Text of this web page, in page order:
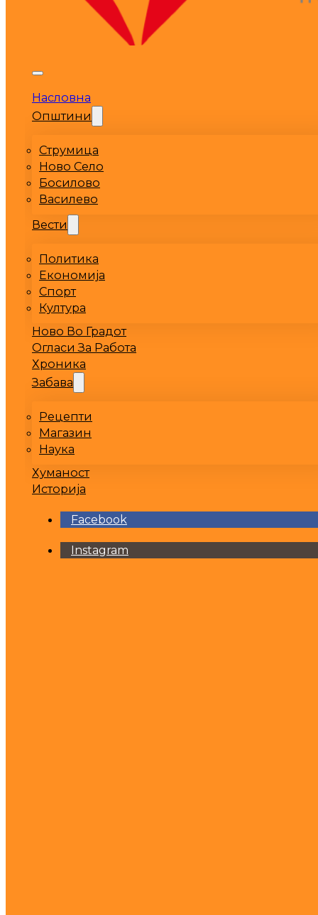
Насловна
Општини
Струмица
Ново Село
Босилово
Василево
Вести
Политика
Економија
Спорт
Култура
Ново Во Градот
Огласи За Работа
Хроника
Забава
Рецепти
Магазин
Наука
Хуманост
Историја
Facebook
Instagram